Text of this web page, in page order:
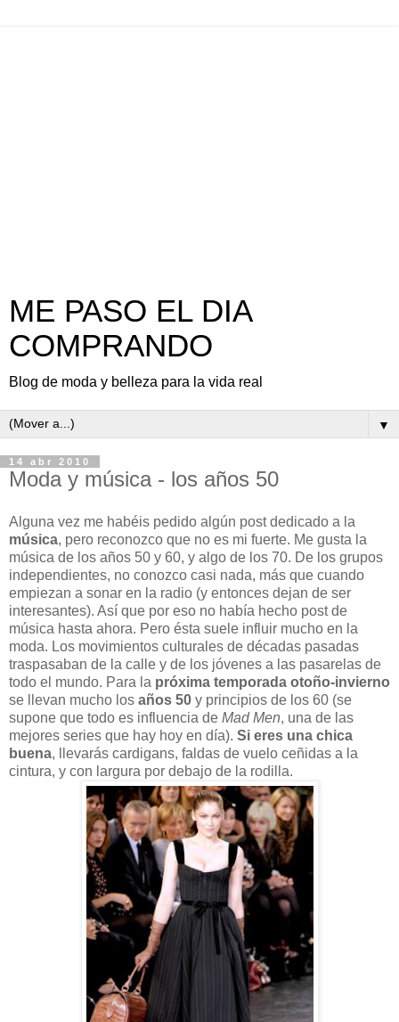
ME PASO EL DIA
COMPRANDO
Blog de moda y belleza para la vida real
▼
14 abr 2010
Moda y música - los años 50
Alguna vez me habéis pedido algún post dedicado a la
música, pero reconozco que no es mi fuerte. Me gusta la
música de los años 50 y 60, y algo de los 70. De los grupos
independientes, no conozco casi nada, más que cuando
empiezan a sonar en la radio (y entonces dejan de ser
interesantes). Así que por eso no había hecho post de
música hasta ahora. Pero ésta suele influir mucho en la
moda. Los movimientos culturales de décadas pasadas
traspasaban de la calle y de los jóvenes a las pasarelas de
todo el mundo. Para la próxima temporada otoño-invierno
se llevan mucho los años 50 y principios de los 60 (se
supone que todo es influencia de Mad Men, una de las
mejores series que hay hoy en día). Si eres una chica
buena, llevarás cardigans, faldas de vuelo ceñidas a la
cintura, y con largura por debajo de la rodilla.